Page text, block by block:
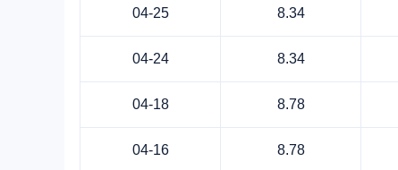
04-25 8.34
04-24 8.34
04-18 8.78
04-16 8.78